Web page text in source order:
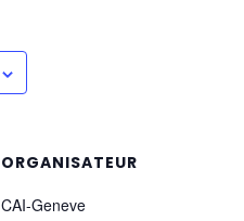
ORGANISATEUR
CAI-Geneve